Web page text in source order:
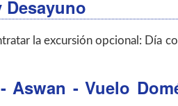
la excursión opcional: Día
- Vuelo